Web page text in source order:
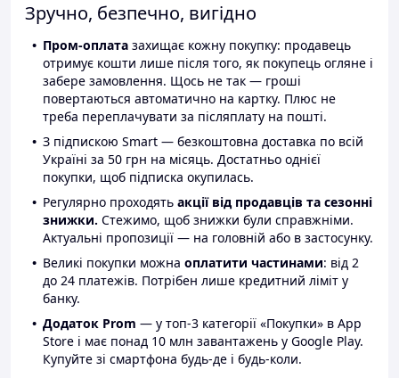
Зручно, безпечно, вигідно
Пром-оплата захищає кожну покупку: продавець
отримує кошти лише після того, як покупець огляне і
забере замовлення. Щось не так — гроші
повертаються автоматично на картку. Плюс не
треба переплачувати за післяплату на пошті.
З підпискою Smart — безкоштовна доставка по всій
Україні за 50 грн на місяць. Достатньо однієї
покупки, щоб підписка окупилась.
Регулярно проходять акції від продавців та сезонні
знижки. Стежимо, щоб знижки були справжніми.
Актуальні пропозиції — на головній або в застосунку.
Великі покупки можна оплатити частинами: від 2
до 24 платежів. Потрібен лише кредитний ліміт у
банку.
Додаток Prom — у топ-3 категорії «Покупки» в App
Store і має понад 10 млн завантажень у Google Play.
Купуйте зі смартфона будь-де і будь-коли.